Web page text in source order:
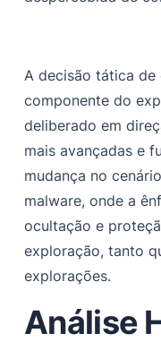
A decisão tática
componente do
deliberado em
mais avançadas e
mudança no
malware, onde a
ocultação e
exploração, tanto
explorações.
Análise